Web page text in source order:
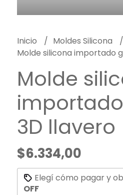
Inicio
Moldes Silicona
Molde silicona importado
Molde
3D llavero
$6.334,00
Elegí cómo pagar y
OFF